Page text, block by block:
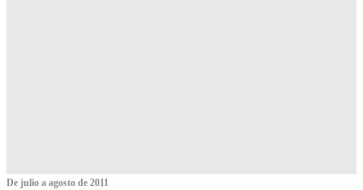
De julio a agosto de 2011